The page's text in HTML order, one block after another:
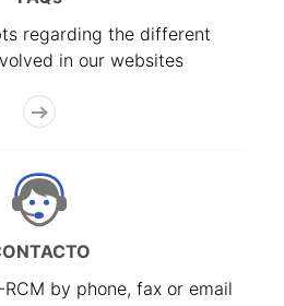
regarding the different
in our websites
by phone, fax or email